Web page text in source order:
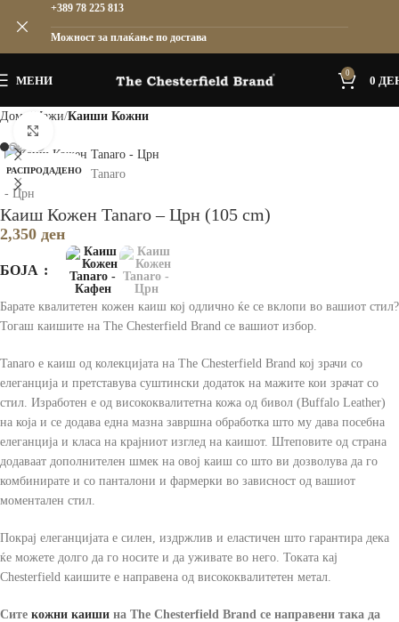
МЕНИ
0
0
Дома Мажи Каиши Кожни
РАСПРОДАДЕНО
Каиш Кожен Tanaro – Црн (105 cm)
2,350 ден
БОЈА
Барате квалитетен кожен каиш кој одлично ќе се вклопи во вашиот стил?
Тогаш каишите на The Chesterfield Brand се вашиот избор.
Tanaro е каиш од колекцијата на The Chesterfield Brand кој зрачи со
елеганција и претставува суштински додаток на мажите кои зрачат со
стил. Изработен е од висококвалитетна кожа од бивол (Buffalo Leather)
на која и се додава една мазна завршна обработка што му дава посебна
елеганција и класа на крајниот изглед на каишот. Штеповите од страна
додаваат дополнителен шмек на овој каиш со што ви дозволува да го
комбинирате и со панталони и фармерки во зависност од вашиот
моментален стил.
Покрај елеганцијата е силен, издржлив и еластичен што гарантира дека
ќе можете долго да го носите и да уживате во него. Токата кај
Chesterfield каишите е направена од висококвалитетен метал.
Сите кожни каиши на The Chesterfield Brand се направени така да
+389 78 225 813
Можност за плаќање по достава